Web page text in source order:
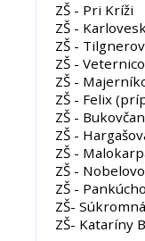
ZŠ - Pri Kríži
ZŠ -
ZŠ -
ZŠ -
ZŠ -
ZŠ - Felix
ZŠ -
ZŠ -
ZŠ -
ZŠ -
ZŠ -
ZŠ-
ZŠ- Kataríny